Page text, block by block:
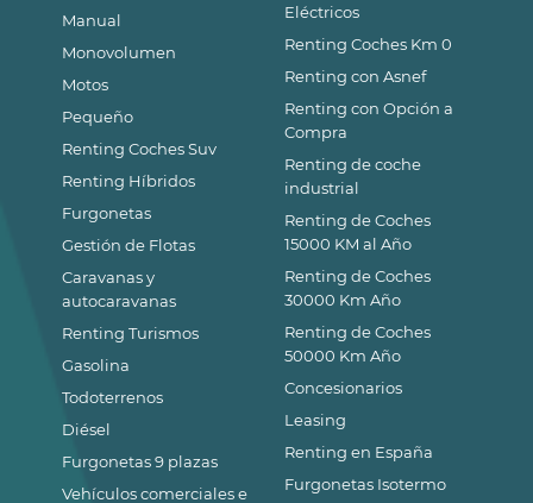
Manual
Monovolumen
Motos
Pequeño
Renting Coches Suv
Renting Híbridos
Furgonetas
Gestión de Flotas
Caravanas y
autocaravanas
Renting Turismos
Gasolina
Todoterrenos
Diésel
Furgonetas 9 plazas
Vehículos comerciales e
Eléctricos
Renting Coches Km 0
Renting con Asnef
Renting con Opción a
Compra
Renting de coche
industrial
Renting de Coches
15000 KM al Año
Renting de Coches
30000 Km Año
Renting de Coches
50000 Km Año
Concesionarios
Leasing
Renting en España
Furgonetas Isotermo